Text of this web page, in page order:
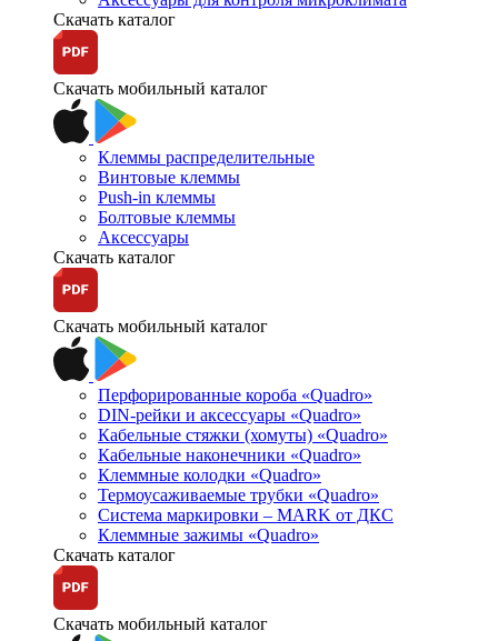
Скачать каталог
Скачать мобильный каталог
Клеммы распределительные
Винтовые клеммы
Push-in клеммы
Болтовые клеммы
Аксессуары
Скачать каталог
Скачать мобильный каталог
Перфорированные короба «Quadro»
DIN-рейки и аксессуары «Quadro»
Кабельные стяжки (хомуты) «Quadro»
Кабельные наконечники «Quadro»
Клеммные колодки «Quadro»
Термоусаживаемые трубки «Quadro»
Система маркировки – MARK от ДКС
Клеммные зажимы «Quadro»
Скачать каталог
Скачать мобильный каталог